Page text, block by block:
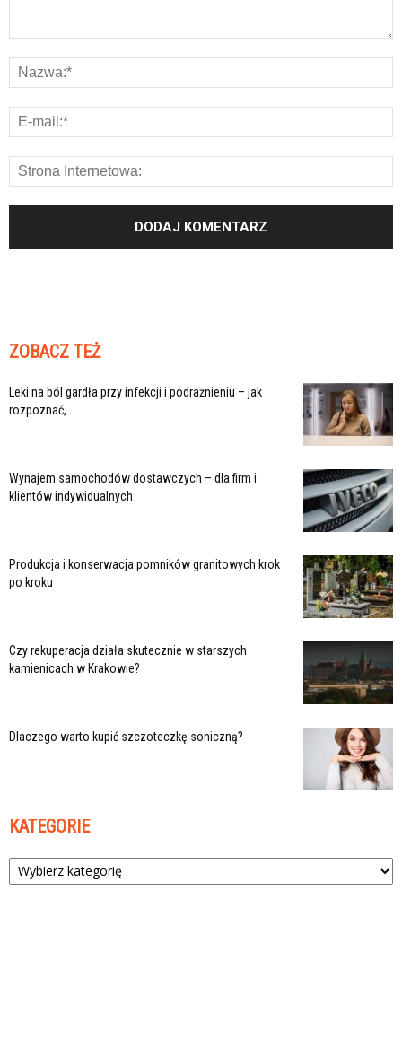
ZOBACZ TEŻ
Leki na ból gardła przy infekcji i podrażnieniu – jak
rozpoznać,...
Wynajem samochodów dostawczych – dla firm i
klientów indywidualnych
Produkcja i konserwacja pomników granitowych krok
po kroku
Czy rekuperacja działa skutecznie w starszych
kamienicach w Krakowie?
Dlaczego warto kupić szczoteczkę soniczną?
KATEGORIE
Kategorie